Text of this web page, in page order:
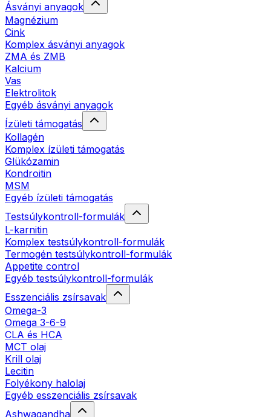
Ásványi anyagok
Magnézium
Cink
Komplex ásványi anyagok
ZMA és ZMB
Kalcium
Vas
Elektrolitok
Egyéb ásványi anyagok
Ízületi támogatás
Kollagén
Komplex ízületi támogatás
Glükózamin
Kondroitin
MSM
Egyéb ízületi támogatás
Testsúlykontroll-formulák
L-karnitin
Komplex testsúlykontroll-formulák
Termogén testsúlykontroll-formulák
Appetite control
Egyéb testsúlykontroll-formulák
Esszenciális zsírsavak
Omega-3
Omega 3-6-9
CLA és HCA
MCT olaj
Krill olaj
Lecitin
Folyékony halolaj
Egyéb esszenciális zsírsavak
Ashwagandha